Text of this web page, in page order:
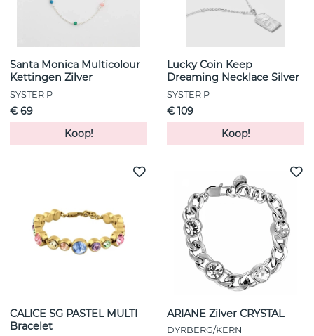
Santa Monica Multicolour
Kettingen Zilver
SYSTER P
€ 69
Koop!
Lucky Coin Keep
Dreaming Necklace Silver
SYSTER P
€ 109
Koop!
CALICE SG PASTEL MULTI
Bracelet
ARIANE Zilver CRYSTAL
DYRBERG/KERN